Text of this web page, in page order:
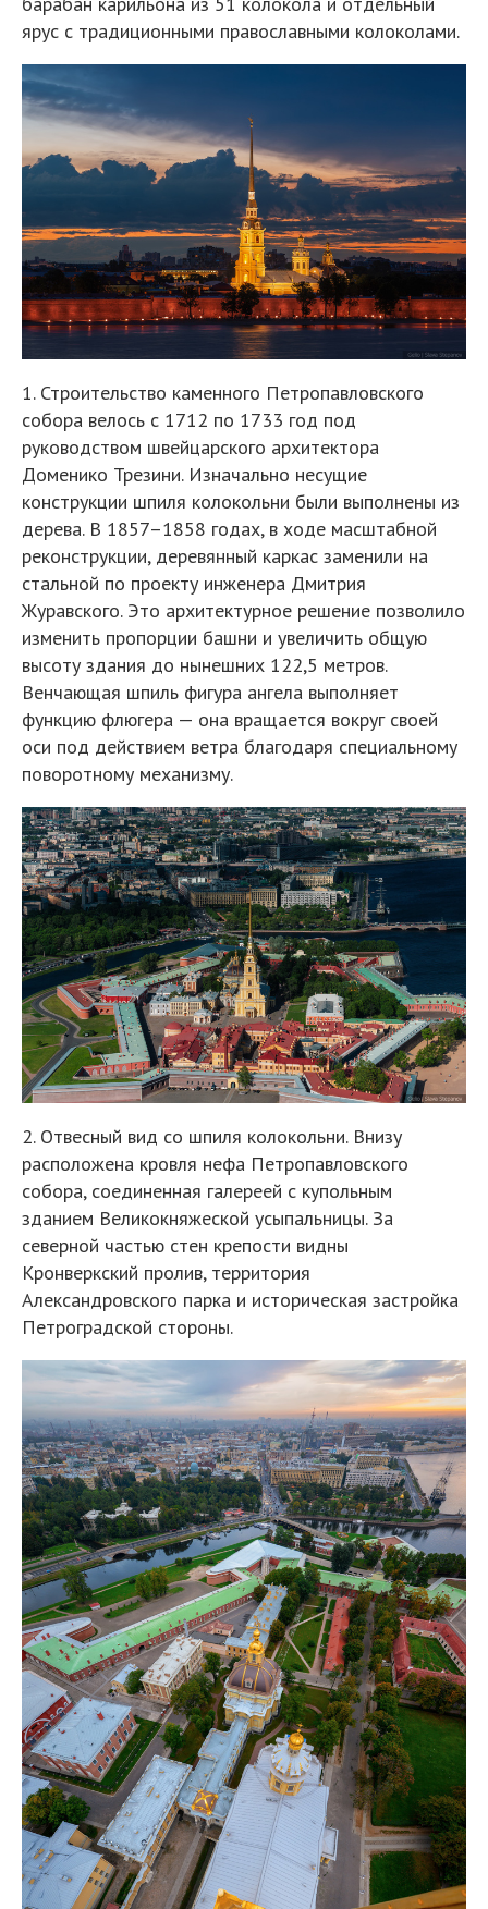
ярус с традиционными православными колоколами.
1. Строительство каменного Петропавловского
собора велось с 1712 по 1733 год под
руководством швейцарского архитектора
Доменико Трезини. Изначально несущие
конструкции шпиля колокольни были выполнены из
дерева. В 1857–1858 годах, в ходе масштабной
реконструкции, деревянный каркас заменили на
стальной по проекту инженера Дмитрия
Журавского. Это архитектурное решение позволило
изменить пропорции башни и увеличить общую
высоту здания до нынешних 122,5 метров.
Венчающая шпиль фигура ангела выполняет
функцию флюгера — она вращается вокруг своей
оси под действием ветра благодаря специальному
поворотному механизму.
2. Отвесный вид со шпиля колокольни. Внизу
расположена кровля нефа Петропавловского
собора, соединенная галереей с купольным
зданием Великокняжеской усыпальницы. За
северной частью стен крепости видны
Кронверкский пролив, территория
Александровского парка и историческая застройка
Петроградской стороны.